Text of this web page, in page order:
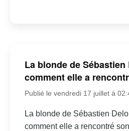
La blonde de
comment elle a
Publié le vendredi 17 juillet à
La blonde de Sébastien
comment elle a rencontré